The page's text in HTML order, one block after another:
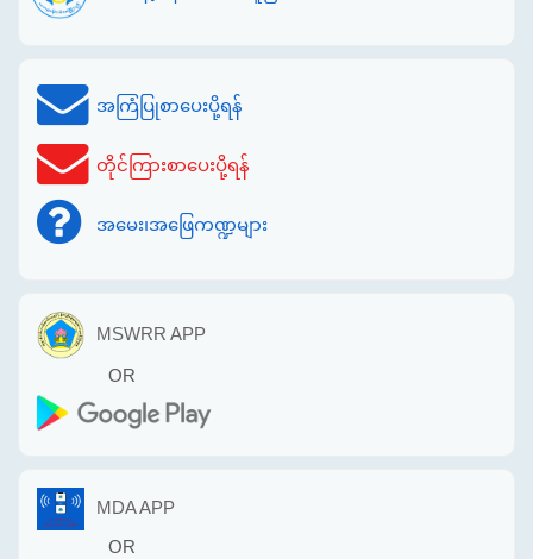
အကြံပြုစာပေးပို့ရန်
တိုင်ကြားစာပေးပို့ရန်
အမေး၊အဖြေကဏ္ဍများ
MSWRR APP
OR
MDA APP
OR